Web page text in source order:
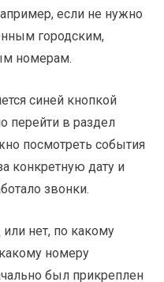
если не нужно
городским,
номерам.
синей кнопкой
перейти в раздел
посмотреть события
конкретную дату и
звонки.
нет, по какому
номеру
был прикреплен